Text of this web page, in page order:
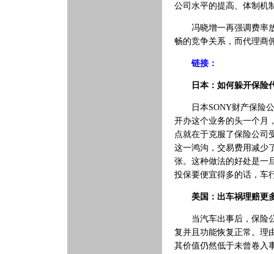
公司水平的提高、体制机
冯晓增一再强调费率放
畅的竞争关系，而代理商
链接：
日本：如何躲开保险
日本SONY财产保险公
开办这个业务的头一个月
点就在于克服了保险公司
这一鸿沟，交易费用减少
张。这种做法的好处是一
投保要便宜得多的话，车
美国：出车祸理赔更
当汽车出事后，保险公
复并且功能恢复正常。理
其价值仍然低于未曾卷入